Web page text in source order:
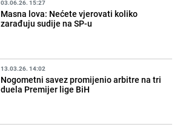
03.06.26. 15:27
Masna lova: Nećete vjerovati koliko
zarađuju sudije na SP-u
13.03.26. 14:02
Nogometni savez promijenio arbitre na tri
duela Premijer lige BiH